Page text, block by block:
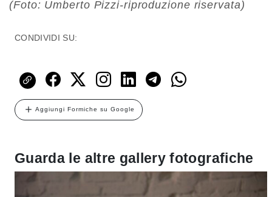
(Foto: Umberto Pizzi-riproduzione riservata)
CONDIVIDI SU:
Aggiungi Formiche su Google
Guarda le altre gallery fotografiche